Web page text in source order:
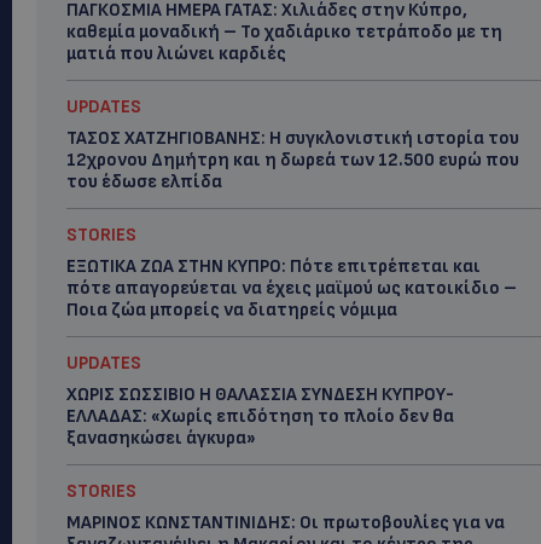
ΠΑΓΚΟΣΜΙΑ ΗΜΕΡΑ ΓΑΤΑΣ: Χιλιάδες στην Κύπρο,
καθεμία μοναδική – Το χαδιάρικο τετράποδο με τη
ματιά που λιώνει καρδιές
UPDATES
ΤΑΣΟΣ ΧΑΤΖΗΓΙΟΒΑΝΗΣ: Η συγκλονιστική ιστορία του
12χρονου Δημήτρη και η δωρεά των 12.500 ευρώ που
του έδωσε ελπίδα
STORIES
ΕΞΩΤΙΚΑ ΖΩΑ ΣΤΗΝ ΚΥΠΡΟ: Πότε επιτρέπεται και
πότε απαγορεύεται να έχεις μαϊμού ως κατοικίδιο –
Ποια ζώα μπορείς να διατηρείς νόμιμα
UPDATES
ΧΩΡΙΣ ΣΩΣΣΙΒΙΟ Η ΘΑΛΑΣΣΙΑ ΣΥΝΔΕΣΗ ΚΥΠΡΟΥ-
ΕΛΛΑΔΑΣ: «Χωρίς επιδότηση το πλοίο δεν θα
ξανασηκώσει άγκυρα»
STORIES
ΜΑΡΙΝΟΣ ΚΩΝΣΤΑΝΤΙΝΙΔΗΣ: Οι πρωτοβουλίες για να